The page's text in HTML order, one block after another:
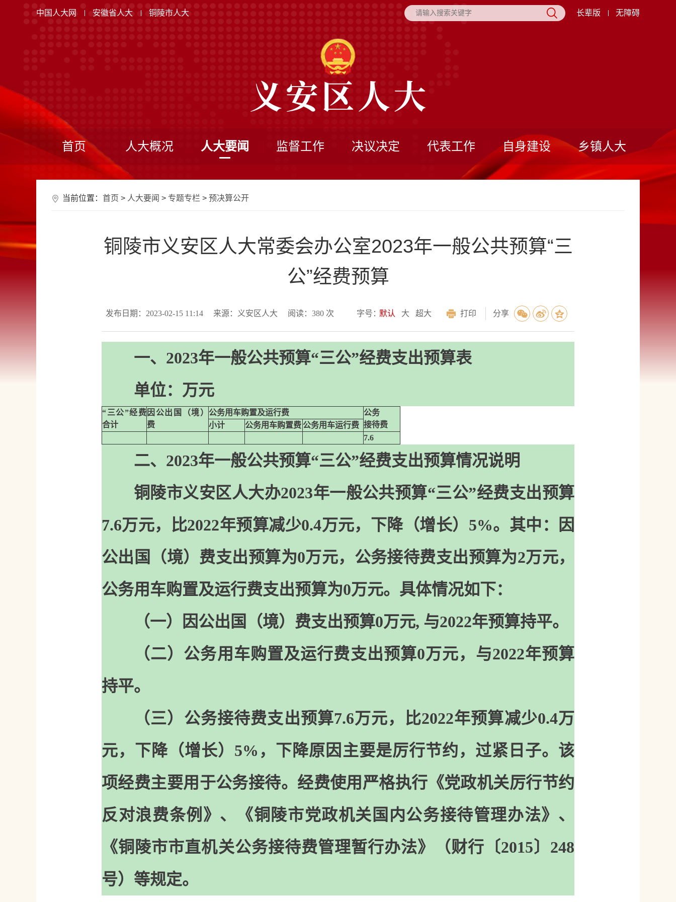
中国人大网 安徽省人大 铜陵市人大 长辈版 无障碍
首页 人大概况 人大要闻 监督工作 决议决定 代表工作 自身建设 乡镇人大
当前位置： 首页 > 人大要闻 > 专题专栏 > 预决算公开
铜陵市义安区人大常委会办公室2023年一般公共预算“三
公”经费预算
发布日期：2023-02-15 11:14 来源：义安区人大 阅读： 380 次 字号：默认 大 超大 打印 分享
一、2023年一般公共预算“三公”经费支出预算表
单位：万元
“三公”经费
合计
因公出国（境）
费
公务用车购置及运行费
公务
接待费
小计 公务用车购置费 公务用车运行费
7.6
二、2023年一般公共预算“三公”经费支出预算情况说明
铜陵市义安区人大办2023年一般公共预算“三公”经费支出预算
7.6万元，比2022年预算减少0.4万元，下降（增长）5%。其中：因
公出国（境）费支出预算为0万元，公务接待费支出预算为2万元，
公务用车购置及运行费支出预算为0万元。具体情况如下：
（一）因公出国（境）费支出预算0万元, 与2022年预算持平。
（二）公务用车购置及运行费支出预算0万元，与2022年预算
持平。
（三）公务接待费支出预算7.6万元，比2022年预算减少0.4万
元，下降（增长）5%，下降原因主要是厉行节约，过紧日子。该
项经费主要用于公务接待。经费使用严格执行《党政机关厉行节约
反对浪费条例》、《铜陵市党政机关国内公务接待管理办法》、
《铜陵市市直机关公务接待费管理暂行办法》（财行〔2015〕248
号）等规定。